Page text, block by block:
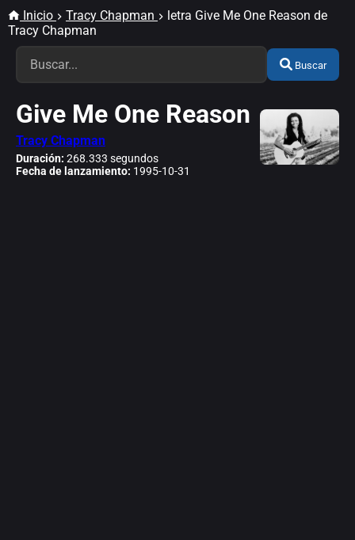
Inicio Tracy Chapman
letra Give Me One Reason de
Tracy Chapman
Buscar
Give Me One Reason
Tracy Chapman
Duración: 268.333 segundos
Fecha de lanzamiento: 1995-10-31